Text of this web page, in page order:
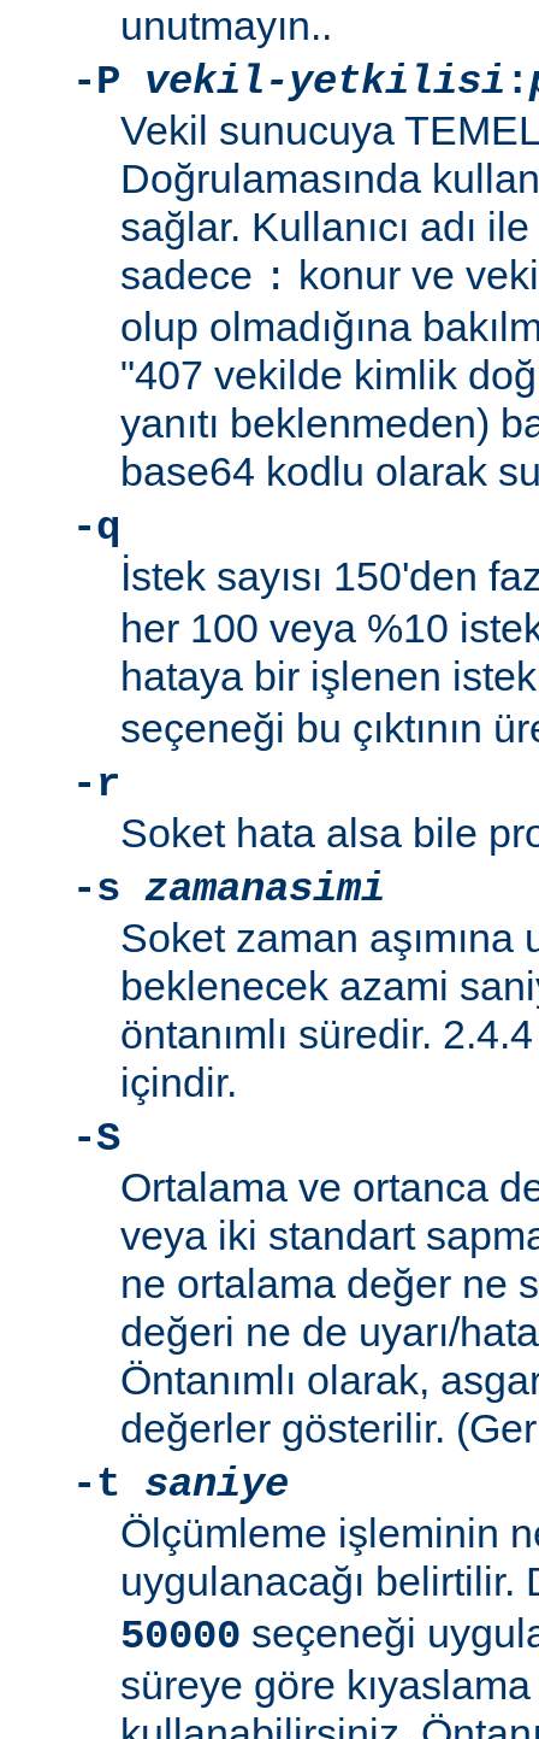
unutmayın..
-P
vekil-yetkilisi :
Vekil sunucuya
Doğrulamasında
sağlar. Kullanıcı adı
sadece : konur ve
olup olmadığına
"407 vekilde kimlik
yanıtı beklenmeden)
base64 kodlu olarak
-q
İstek sayısı 150'den
her 100 veya %10
hataya bir işlenen istek
seçeneği bu çıktının
-r
Soket hata alsa bile
-s zamanasimi
Soket zaman
beklenecek azami
öntanımlı süredir.
içindir.
-S
Ortalama ve ortanca
veya iki standart
ne ortalama değer ne
değeri ne de uyarı/
Öntanımlı olarak,
değerler gösterilir.
-t
saniye
Ölçümleme işleminin
uygulanacağı
50000 seçeneği
süreye göre